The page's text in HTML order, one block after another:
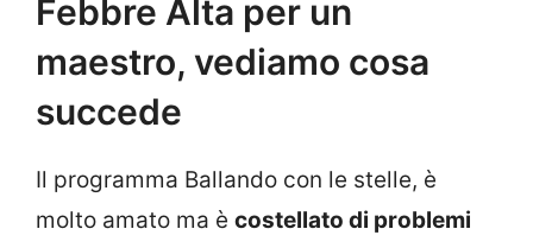
Febbre Alta per un
maestro, vediamo cosa
succede
Il programma Ballando con le stelle, è
molto amato ma è costellato di problemi